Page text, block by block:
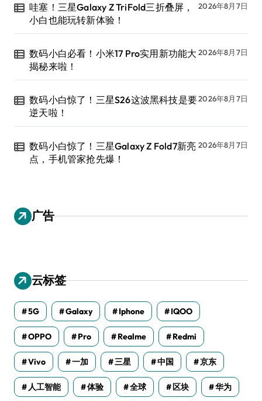
哇塞！三星Galaxy Z TriFold三折叠屏，
小白也能玩转新体验！
2026年8月7日
数码小白必看！小米17 Pro实用新功能大
揭秘来啦！
2026年8月7日
数码小白惊了！三星S26这波黑科技是要
逆天啦！
2026年8月7日
数码小白惊了！三星Galaxy Z Fold7新亮
点，手机管家抢先爆！
2026年8月7日
广告
云标签
5G Galaxy Iphone IQOO
OPPO Pro Realme Redmi
Vivo 一加 三星 中国 京东
人工智能 体验 全球 区块 华为